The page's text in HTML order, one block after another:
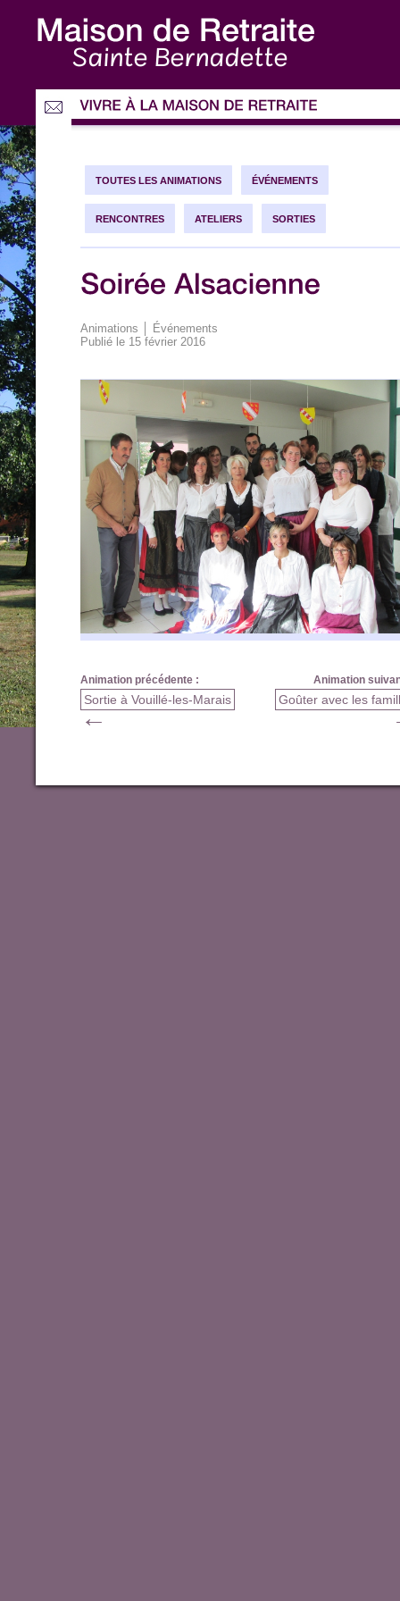
Sainte Bernadette
TOUTES LES ANIMATIONS ÉVÉNEMENTS
RENCONTRES ATELIERS SORTIES
Animations
Événements
Publié le 15 février 2016
Animation précédente :
Sortie à Vouillé-les-Marais
←
Animation
Goûter avec les